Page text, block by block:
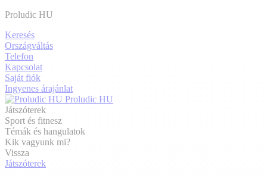
Proludic HU
Keresés
Országváltás
Telefon
Kapcsolat
Saját fiók
Ingyenes árajánlat
Proludic HU
Játszóterek
Sport és fitnesz
Témák és hangulatok
Kik vagyunk mi?
Vissza
Játszóterek